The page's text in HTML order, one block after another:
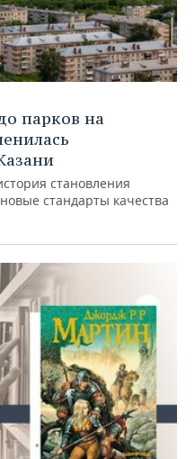
парков на
становления
стандарты качества